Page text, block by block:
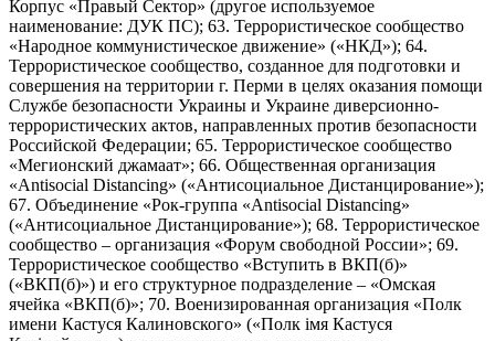
Корпус «Правый Сектор» (другое используемое
наименование: ДУК ПС); 63. Террористическое сообщество
«Народное коммунистическое движение» («НКД»); 64.
Террористическое сообщество, созданное для подготовки и
совершения на территории г. Перми в целях оказания помощи
Службе безопасности Украины и Украине диверсионно-
террористических актов, направленных против безопасности
Российской Федерации; 65. Террористическое сообщество
«Мегионский джамаат»; 66. Общественная организация
«Antisocial Distancing» («Антисоциальное Дистанцирование»);
67. Объединение «Рок-группа «Antisocial Distancing»
(«Антисоциальное Дистанцирование»); 68. Террористическое
сообщество – организация «Форум свободной России»; 69.
Террористическое сообщество «Вступить в ВКП(б)»
(«ВКП(б)») и его структурное подразделение – «Омская
ячейка «ВКП(б)»; 70. Военизированная организация «Полк
имени Кастуся Калиновского» («Полк iмя Кастуся